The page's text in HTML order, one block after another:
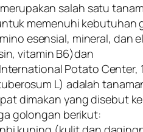
merupakan salah satu
memenuhi kebutuhan
esensial, mineral, dan
vitamin B6)dan
Potato Center,
L) adalah
dimakan yang disebut
golongan berikut: